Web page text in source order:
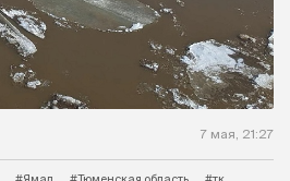
7 мая, 21:27